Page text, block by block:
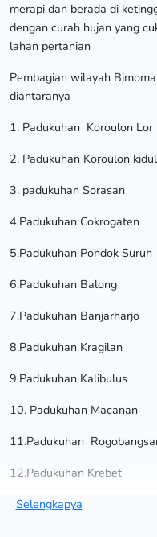
merapi dan berada di
dengan curah hujan yang
lahan pertanian
Pembagian wilayah
diantaranya
1. Padukuhan Koroulon Lor
2. Padukuhan Koroulon kidul
3. padukuhan Sorasan
4.Padukuhan Cokrogaten
5.Padukuhan Pondok Suruh
6.Padukuhan Balong
7.Padukuhan Banjarharjo
8.Padukuhan Kragilan
9.Padukuhan Kalibulus
10. Padukuhan Macanan
11.Padukuhan
12.Padukuhan Krebet
Selengkapya